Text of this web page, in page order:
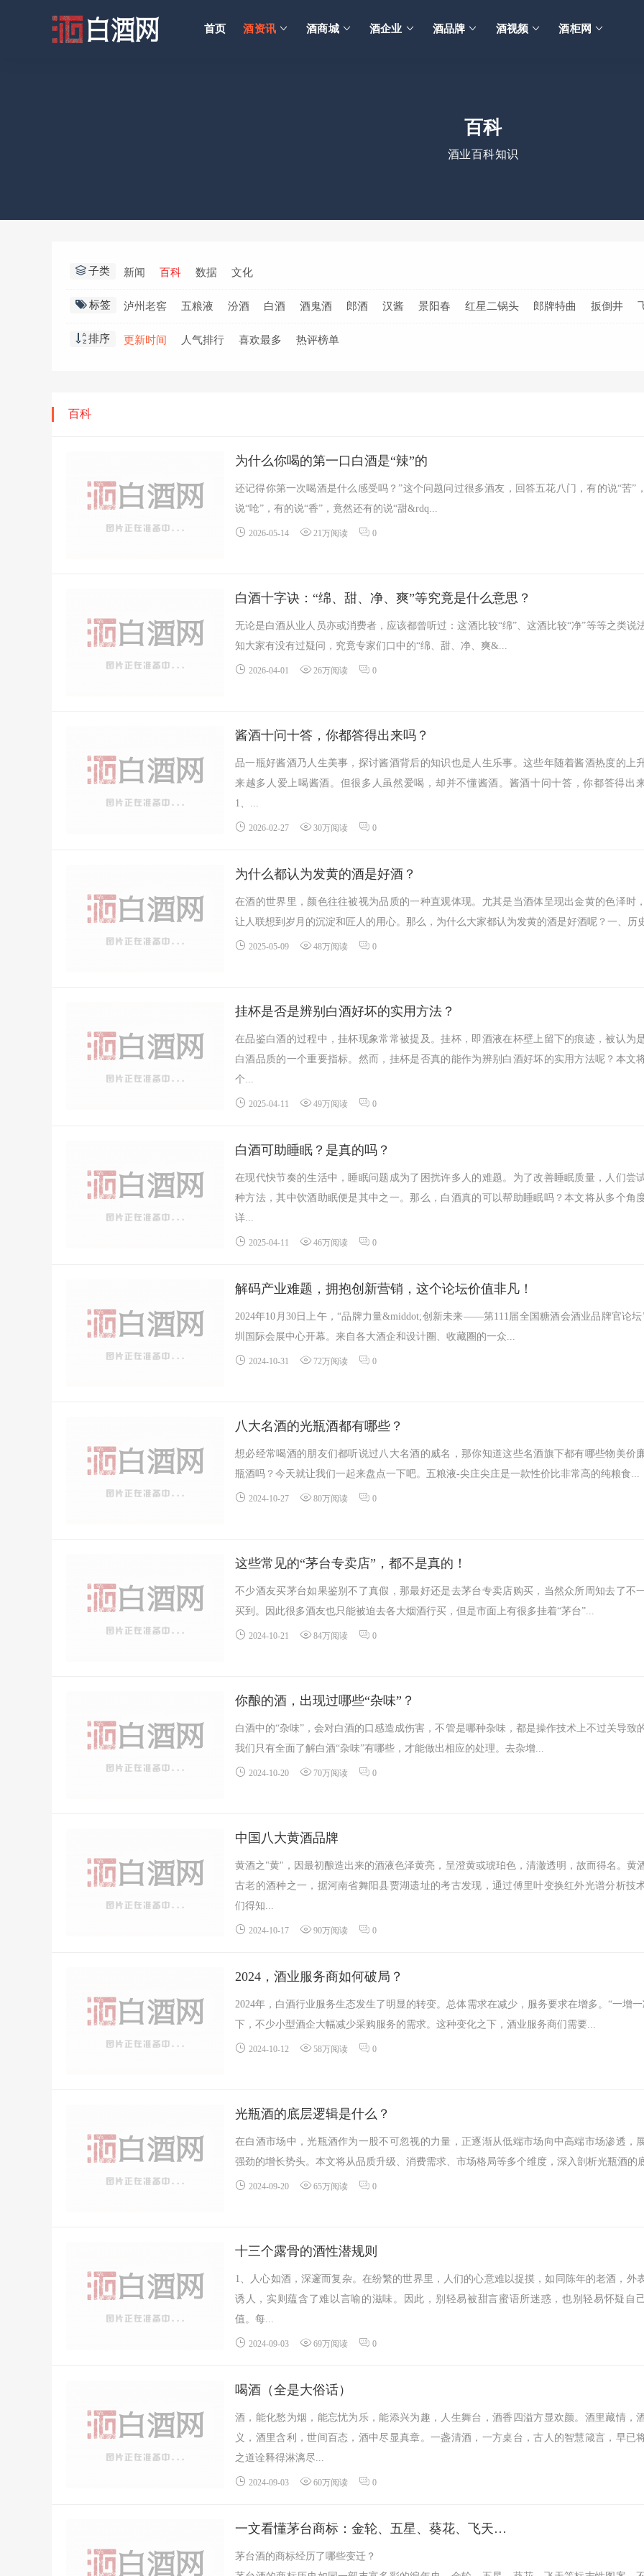
首页 酒资讯 酒商城 酒企业 酒品牌 酒视频 酒柜网
百科
酒业百科知识
子类 新闻 百科 数据 文化
标签 泸州老窖 五粮液 汾酒 白酒 酒鬼酒 郎酒 汉酱 景阳春 红星二锅头 郎牌特曲 扳倒井
排序 更新时间 人气排行 喜欢最多 热评榜单
百科
为什么你喝的第一口白酒是“辣”的
还记得你第一次喝酒是什么感受吗？”这个问题问过很多酒友，回答五花八门，有的说“苦”
说“呛”，有的说“香”，竟然还有的说“甜&rdq...
2026-05-14 21万阅读 0
白酒十字诀：“绵、甜、净、爽”等究竟是什么意思？
无论是白酒从业人员亦或消费者，应该都曾听过：这酒比较“绵”、这酒比较“净”等等之类说
知大家有没有过疑问，究竟专家们口中的“绵、甜、净、爽&...
2026-04-01 26万阅读 0
酱酒十问十答，你都答得出来吗？
品一瓶好酱酒乃人生美事，探讨酱酒背后的知识也是人生乐事。这些年随着酱酒热度的上
来越多人爱上喝酱酒。但很多人虽然爱喝，却并不懂酱酒。酱酒十问十答，你都答得出
1、...
2026-02-27 30万阅读 0
为什么都认为发黄的酒是好酒？
在酒的世界里，颜色往往被视为品质的一种直观体现。尤其是当酒体呈现出金黄的色泽时
让人联想到岁月的沉淀和匠人的用心。那么，为什么大家都认为发黄的酒是好酒呢？一、历
2025-05-09 48万阅读 0
挂杯是否是辨别白酒好坏的实用方法？
在品鉴白酒的过程中，挂杯现象常常被提及。挂杯，即酒液在杯壁上留下的痕迹，被认为
白酒品质的一个重要指标。然而，挂杯是否真的能作为辨别白酒好坏的实用方法呢？本文
个...
2025-04-11 49万阅读 0
白酒可助睡眠？是真的吗？
在现代快节奏的生活中，睡眠问题成为了困扰许多人的难题。为了改善睡眠质量，人们尝
种方法，其中饮酒助眠便是其中之一。那么，白酒真的可以帮助睡眠吗？本文将从多个角
详...
2025-04-11 46万阅读 0
解码产业难题，拥抱创新营销，这个论坛价值非凡！
2024年10月30日上午，“品牌力量&middot;创新未来——第111届全国糖酒会酒业品牌官论坛
圳国际会展中心开幕。来自各大酒企和设计圈、收藏圈的一众...
2024-10-31 72万阅读 0
八大名酒的光瓶酒都有哪些？
想必经常喝酒的朋友们都听说过八大名酒的威名，那你知道这些名酒旗下都有哪些物美价
瓶酒吗？今天就让我们一起来盘点一下吧。五粮液-尖庄尖庄是一款性价比非常高的纯粮食...
2024-10-27 80万阅读 0
这些常见的“茅台专卖店”，都不是真的！
不少酒友买茅台如果鉴别不了真假，那最好还是去茅台专卖店购买，当然众所周知去了不
买到。因此很多酒友也只能被迫去各大烟酒行买，但是市面上有很多挂着“茅台”...
2024-10-21 84万阅读 0
你酿的酒，出现过哪些“杂味”？
白酒中的“杂味”，会对白酒的口感造成伤害，不管是哪种杂味，都是操作技术上不过关导致
我们只有全面了解白酒“杂味”有哪些，才能做出相应的处理。去杂增...
2024-10-20 70万阅读 0
中国八大黄酒品牌
黄酒之"黄"，因最初酿造出来的酒液色泽黄亮，呈澄黄或琥珀色，清澈透明，故而得名。黄
古老的酒种之一，据河南省舞阳县贾湖遗址的考古发现，通过傅里叶变换红外光谱分析技
们得知...
2024-10-17 90万阅读 0
2024，酒业服务商如何破局？
2024年，白酒行业服务生态发生了明显的转变。总体需求在减少，服务要求在增多。“一增一
下，不少小型酒企大幅减少采购服务的需求。这种变化之下，酒业服务商们需要...
2024-10-12 58万阅读 0
光瓶酒的底层逻辑是什么？
在白酒市场中，光瓶酒作为一股不可忽视的力量，正逐渐从低端市场向中高端市场渗透，
强劲的增长势头。本文将从品质升级、消费需求、市场格局等多个维度，深入剖析光瓶酒的
2024-09-20 65万阅读 0
十三个露骨的酒性潜规则
1、人心如酒，深邃而复杂。在纷繁的世界里，人们的心意难以捉摸，如同陈年的老酒，外
诱人，实则蕴含了难以言喻的滋味。因此，别轻易被甜言蜜语所迷惑，也别轻易怀疑自
值。每...
2024-09-03 69万阅读 0
喝酒（全是大俗话）
酒，能化愁为烟，能忘忧为乐，能添兴为趣，人生舞台，酒香四溢方显欢颜。酒里藏情，
义，酒里含利，世间百态，酒中尽显真章。一盏清酒，一方桌台，古人的智慧箴言，早已
之道诠释得淋漓尽...
2024-09-03 60万阅读 0
一文看懂茅台商标：金轮、五星、葵花、飞天…
茅台酒的商标经历了哪些变迁？